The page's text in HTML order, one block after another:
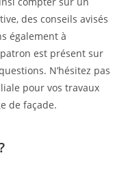
des conseils avisés
également à
est présent sur
N’hésitez pas
pour vos travaux
de façade.